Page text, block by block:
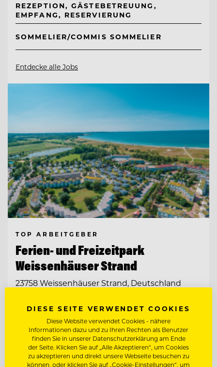
REZEPTION, GÄSTEBETREUUNG,
EMPFANG, RESERVIERUNG
SOMMELIER/COMMIS SOMMELIER
Entdecke alle Jobs
TOP ARBEITGEBER
Ferien- und Freizeitpark
Weissenhäuser Strand
23758 Weissenhäuser Strand, Deutschland
KÜCHENCHEF MÖWENBRÄU (M/W/D)
KÜCHENCHEF AMERICAN DINER (M/W/D)
DIESE SEITE VERWENDET COOKIES
Diese Website verwendet Cookies - nähere
Informationen dazu und zu Ihren Rechten als Benutzer
finden Sie in unserer Datenschutzerklärung am Ende
der Seite. Klicken Sie auf „Alle Akzeptieren“, um Cookies
zu akzeptieren und direkt unsere Webseite besuchen zu
können, oder klicken Sie auf „Cookie-Einstellungen“, um